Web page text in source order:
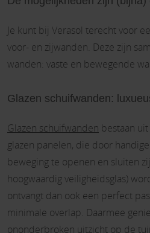
Je kunt bij Verasol terecht voor
voor- en zijwanden. Deze zijn
wanden: vaste en bewegende
Glazen schuifwanden:
Glazen schuifwanden bestaan
glazen panelen, die door
beweging te openen en sluiten
hoogwaardig veiligheidsglas)
ontvangt dan ook een perfect
minimale overlap. Daarmee
ononderbroken uitzicht op de